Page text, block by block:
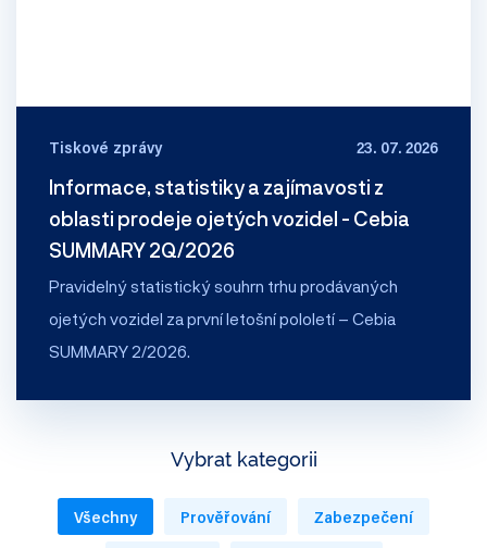
Tiskové zprávy 23. 07. 2026
Informace, statistiky a zajímavosti z
oblasti prodeje ojetých vozidel - Cebia
SUMMARY 2Q/2026
Pravidelný statistický souhrn trhu prodávaných
ojetých vozidel za první letošní pololetí – Cebia
SUMMARY 2/2026.
Vybrat kategorii
Všechny Prověřování
Zabezpečení